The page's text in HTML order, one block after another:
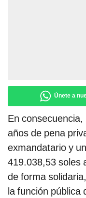
Únete a
En consecuencia,
años de pena
exmandatario y
419.038,53 soles
de forma
la función pública